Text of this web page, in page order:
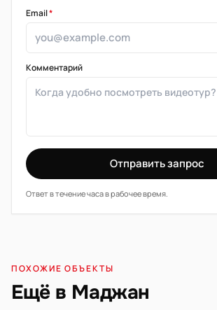
Email*
Комментарий
Отправить запрос
Ответ в течение часа в рабочее время.
ПОХОЖИЕ ОБЪЕКТЫ
Ещё в Маджан